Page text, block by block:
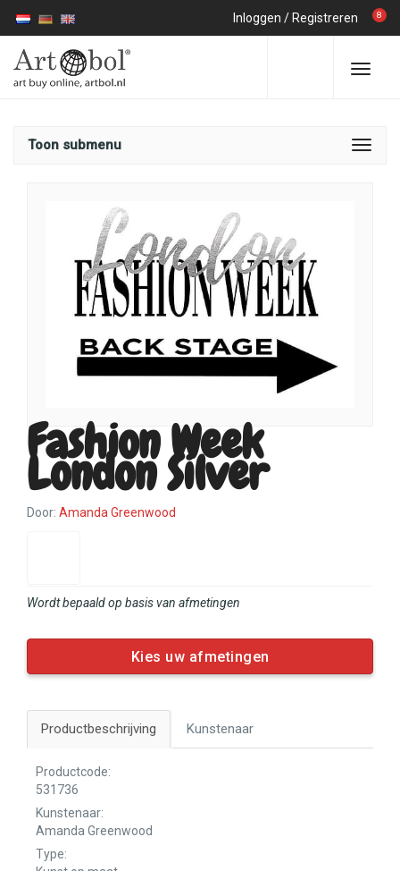
Inloggen / Registreren 8
Toon submenu
Fashion Week
London Silver
Door: Amanda Greenwood
Wordt bepaald op basis van afmetingen
Kies uw afmetingen
Productbeschrijving Kunstenaar
Productcode:
531736
Kunstenaar:
Amanda Greenwood
Type: